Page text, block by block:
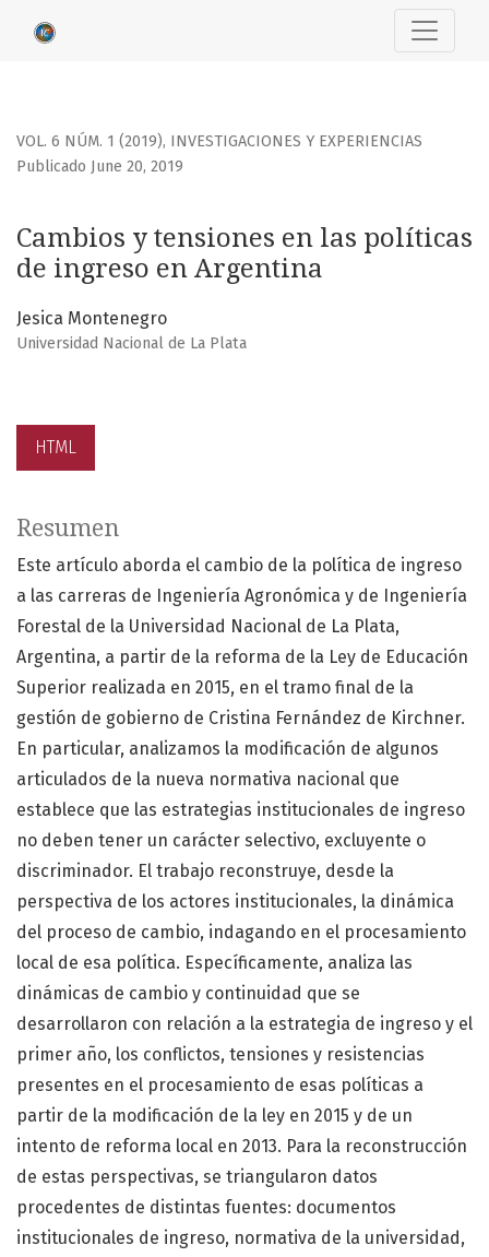
Cambios y tensiones en las políticas de ingreso en
VOL. 6 NÚM. 1 (2019), INVESTIGACIONES Y EXPERIENCIAS
Cambios y tensiones en las políticas
de ingreso en Argentina
Publicado June 20, 2019
Jesica Montenegro
Universidad Nacional de La Plata
HTML
Resumen
Este artículo aborda el cambio de la política de ingreso
a las carreras de Ingeniería Agronómica y de Ingeniería
Forestal de la Universidad Nacional de La Plata,
Argentina, a partir de la reforma de la Ley de Educación
Superior realizada en 2015, en el tramo final de la
gestión de gobierno de Cristina Fernández de Kirchner.
En particular, analizamos la modificación de algunos
articulados de la nueva normativa nacional que
establece que las estrategias institucionales de ingreso
no deben tener un carácter selectivo, excluyente o
discriminador. El trabajo reconstruye, desde la
perspectiva de los actores institucionales, la dinámica
del proceso de cambio, indagando en el procesamiento
local de esa política. Específicamente, analiza las
dinámicas de cambio y continuidad que se
desarrollaron con relación a la estrategia de ingreso y el
primer año, los conflictos, tensiones y resistencias
presentes en el procesamiento de esas políticas a
partir de la modificación de la ley en 2015 y de un
intento de reforma local en 2013. Para la reconstrucción
de estas perspectivas, se triangularon datos
procedentes de distintas fuentes: documentos
institucionales de ingreso, normativa de la universidad,